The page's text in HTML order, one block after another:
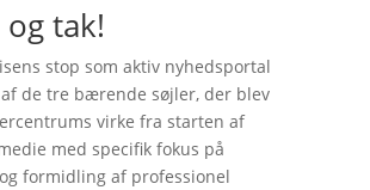
og tak!
stop som aktiv nyhedsportal
de tre bærende søjler, der blev
virke fra starten af
med specifik fokus på
formidling af professionel